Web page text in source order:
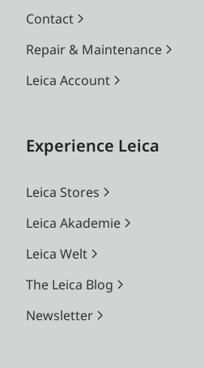
Contact
Repair & Maintenance
Leica Account
Experience Leica
Leica Stores
Leica Akademie
Leica Welt
The Leica Blog
Newsletter